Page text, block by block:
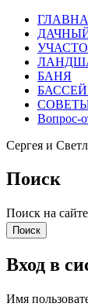
БАНЯ
Вопрос-
Сергея и
Поиск
Поиск на
Вход в
Имя